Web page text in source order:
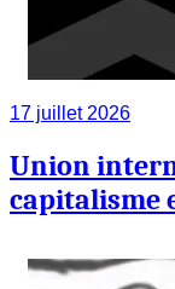
17 juillet 2026
Union
capitalisme